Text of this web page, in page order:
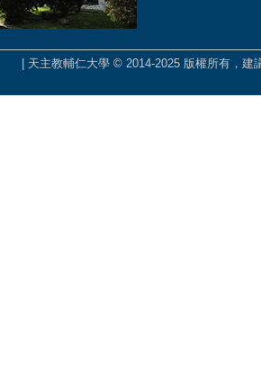
| 天主教輔仁大學 © 2014-2025 版權所有，